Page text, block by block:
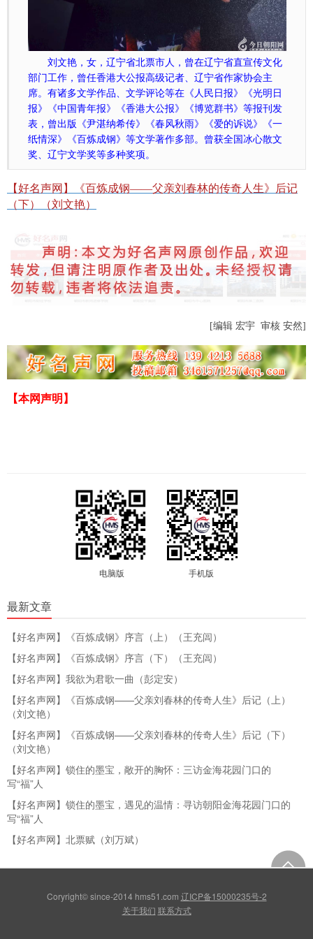
刘文艳，女，辽宁省北票市人，曾在辽宁省直宣传文化
部门工作，曾任香港大公报高级记者、辽宁省作家协会主
席。有诸多文学作品、文学评论等在《人民日报》《光明日
报》《中国青年报》《香港大公报》《博览群书》等报刊发
表，曾出版《尹湛纳希传》《春风秋雨》《爱的诉说》《一
纸情深》《百炼成钢》等文学著作多部。曾获全国冰心散文
奖、辽宁文学奖等多种奖项。
【好名声网】《百炼成钢——父亲刘春林的传奇人生》后记
（下）（刘文艳）
[编辑 宏宇 审核 安然]
【本网声明】
电脑版 手机版
最新文章
【好名声网】《百炼成钢》序言（上）（王充闾）
【好名声网】《百炼成钢》序言（下）（王充闾）
【好名声网】我欲为君歌一曲（彭定安）
【好名声网】《百炼成钢——父亲刘春林的传奇人生》后记（上）
（刘文艳）
【好名声网】《百炼成钢——父亲刘春林的传奇人生》后记（下）
（刘文艳）
【好名声网】锁住的墨宝，敞开的胸怀：三访金海花园门口的
写“福”人
【好名声网】锁住的墨宝，遇见的温情：寻访朝阳金海花园门口的
写“福”人
【好名声网】北票赋（刘万斌）
Coryright© since-2014 hms51.com 辽ICP备15000235号-2
关于我们 联系方式